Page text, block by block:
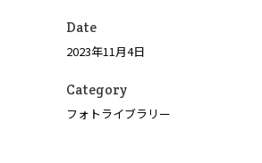
Date
2023年11月4日
Category
フォトライブラリー